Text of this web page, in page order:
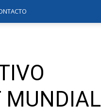
MUNDIAL